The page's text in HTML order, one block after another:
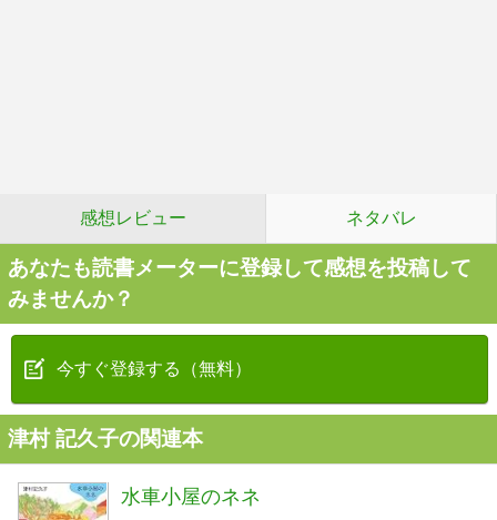
感想レビュー ネタバレ
あなたも読書メーターに登録して感想を投稿して
みませんか？
今すぐ登録する（無料）
津村 記久子の関連本
水車小屋のネネ